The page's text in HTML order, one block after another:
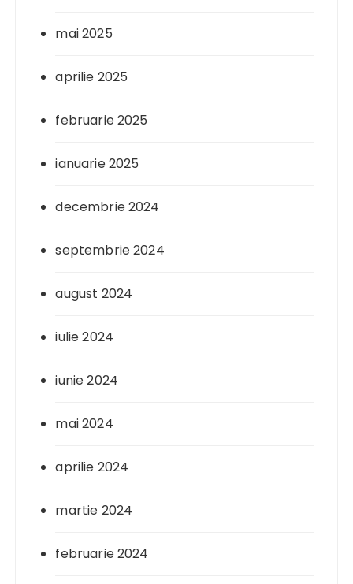
mai 2025
aprilie 2025
februarie 2025
ianuarie 2025
decembrie 2024
septembrie 2024
august 2024
iulie 2024
iunie 2024
mai 2024
aprilie 2024
martie 2024
februarie 2024